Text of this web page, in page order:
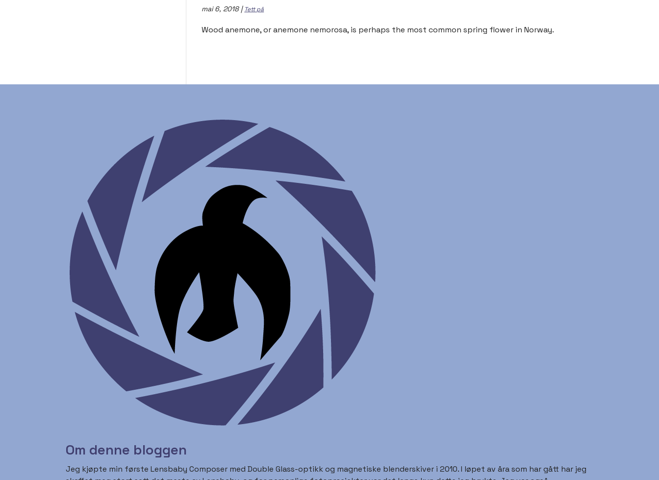
mai 6, 2018| Tett på
Wood anemone, or anemone nemorosa, is perhaps the most common spring flower in Norway.
Om denne bloggen
Jeg kjøpte min første Lensbaby Composer med Double Glass-optikk og magnetiske blenderskiver i 2010. I løpet av åra som har gått har jeg